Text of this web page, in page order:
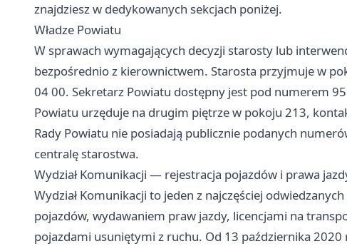
znajdziesz w dedykowanych sekcjach poniżej.
Władze Powiatu
W sprawach wymagających decyzji starosty lub
bezpośrednio z kierownictwem. Starosta przyjmuje w
04 00. Sekretarz Powiatu dostępny jest pod numerem
Powiatu urzęduje na drugim piętrze w pokoju 213,
Rady Powiatu nie posiadają publicznie podanych
centralę starostwa.
Wydział Komunikacji — rejestracja pojazdów i prawa
Wydział Komunikacji to jeden z najczęściej
pojazdów, wydawaniem praw jazdy, licencjami na
pojazdami usuniętymi z ruchu. Od 13 października